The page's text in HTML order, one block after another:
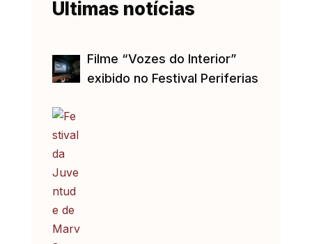
Últimas notícias
Filme “Vozes do Interior”
exibido no Festival Periferias